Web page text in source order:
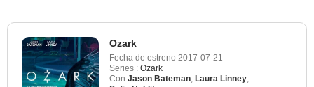
Ozark
Fecha de estreno 2017-07-21
Series : Ozark
Con Jason Bateman, Laura Linney,